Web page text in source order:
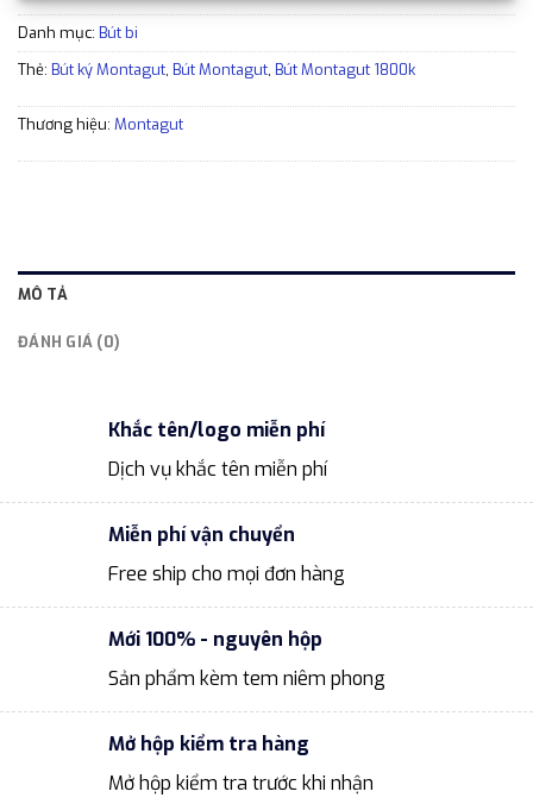
Danh mục: Bút bi
Thẻ: Bút ký Montagut, Bút Montagut, Bút Montagut 1800k
Thương hiệu: Montagut
MÔ TẢ
ĐÁNH GIÁ (0)
Khắc tên/logo miễn phí
Dịch vụ khắc tên miễn phí
Miễn phí vận chuyển
Free ship cho mọi đơn hàng
Mới 100% - nguyên hộp
Sản phẩm kèm tem niêm phong
Mở hộp kiểm tra hàng
Mở hộp kiểm tra trước khi nhận